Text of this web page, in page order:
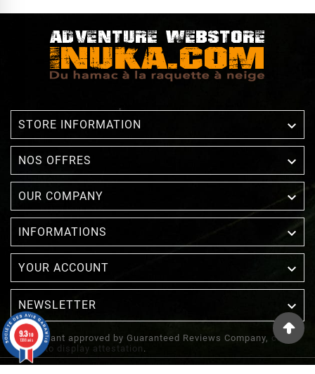
STORE INFORMATION 
NOS OFFRES 
OUR COMPANY 
INFORMATIONS 
YOUR ACCOUNT 
NEWSLETTER 
Merchant approved by Guaranteed Reviews Company, clic
here to display attestation .
9.3/10
1388 avis